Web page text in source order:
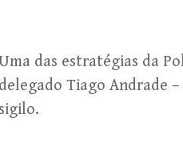
das estratégias da
delegado Tiago Andrade
sigilo.